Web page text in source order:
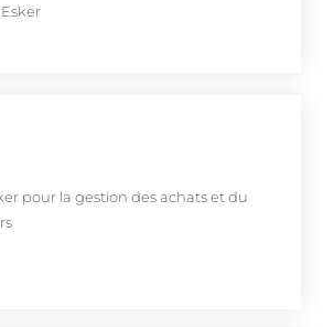
pour la gestion des achats et du